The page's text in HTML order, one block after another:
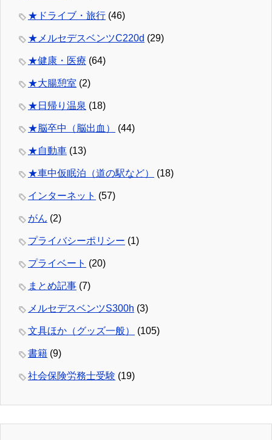
★ドライブ・旅行 (46)
★メルセデスベンツC220d (29)
★健康・医療 (64)
★大腸憩室 (2)
★日帰り温泉 (18)
★脳卒中（脳出血） (44)
★自動車 (13)
★車中仮眠泊（道の駅など） (18)
インターネット (57)
がん (2)
プライバシーポリシー (1)
プライベート (20)
まとめ記事 (7)
メルセデスベンツS300h (3)
文具ほか（グッズ一般） (105)
書籍 (9)
社会保険労務士受験 (19)